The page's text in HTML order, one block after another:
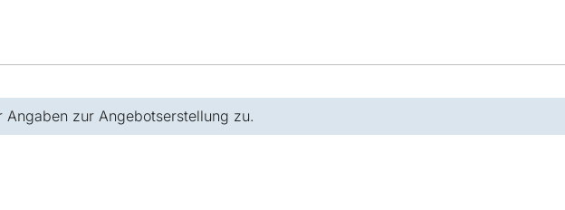
zur Angebotserstellung zu.